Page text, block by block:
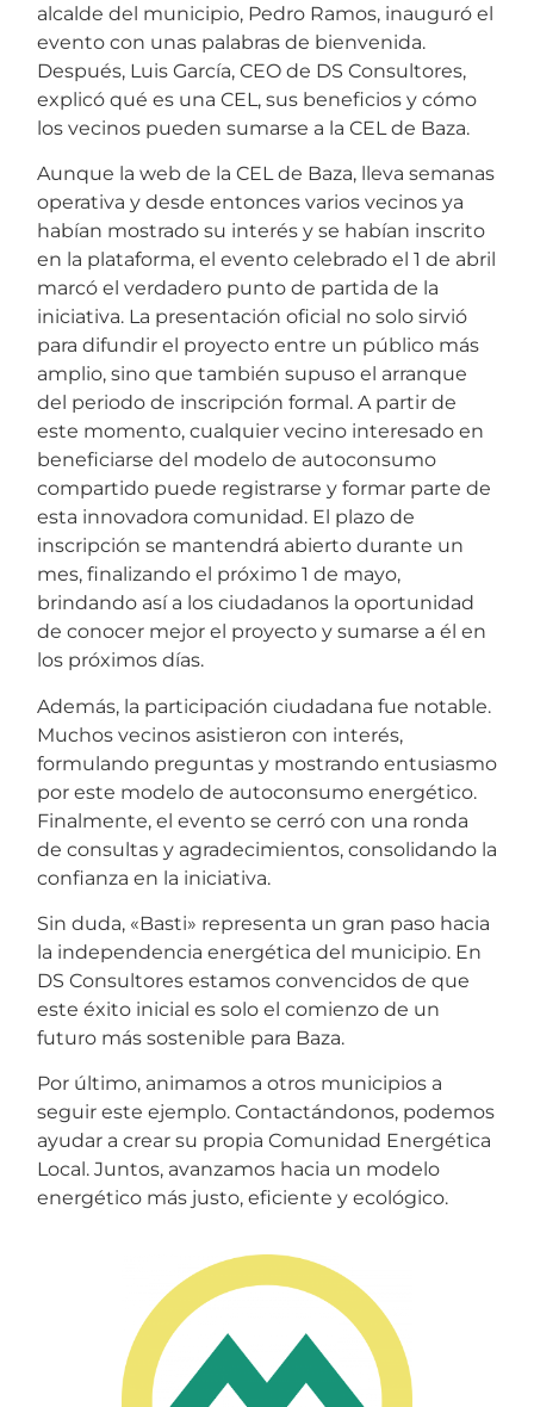
alcalde del municipio, Pedro Ramos, inauguró el
evento con unas palabras de bienvenida.
Después, Luis García, CEO de DS Consultores,
explicó qué es una CEL, sus beneficios y cómo
los vecinos pueden sumarse a la CEL de Baza.
Aunque la web de la CEL de Baza, lleva semanas
operativa y desde entonces varios vecinos ya
habían mostrado su interés y se habían inscrito
en la plataforma, el evento celebrado el 1 de abril
marcó el verdadero punto de partida de la
iniciativa. La presentación oficial no solo sirvió
para difundir el proyecto entre un público más
amplio, sino que también supuso el arranque
del periodo de inscripción formal. A partir de
este momento, cualquier vecino interesado en
beneficiarse del modelo de autoconsumo
compartido puede registrarse y formar parte de
esta innovadora comunidad. El plazo de
inscripción se mantendrá abierto durante un
mes, finalizando el próximo 1 de mayo,
brindando así a los ciudadanos la oportunidad
de conocer mejor el proyecto y sumarse a él en
los próximos días.
Además, la participación ciudadana fue notable.
Muchos vecinos asistieron con interés,
formulando preguntas y mostrando entusiasmo
por este modelo de autoconsumo energético.
Finalmente, el evento se cerró con una ronda
de consultas y agradecimientos, consolidando la
confianza en la iniciativa.
Sin duda, «Basti» representa un gran paso hacia
la independencia energética del municipio. En
DS Consultores estamos convencidos de que
este éxito inicial es solo el comienzo de un
futuro más sostenible para Baza.
Por último, animamos a otros municipios a
seguir este ejemplo. Contactándonos, podemos
ayudar a crear su propia Comunidad Energética
Local. Juntos, avanzamos hacia un modelo
energético más justo, eficiente y ecológico.